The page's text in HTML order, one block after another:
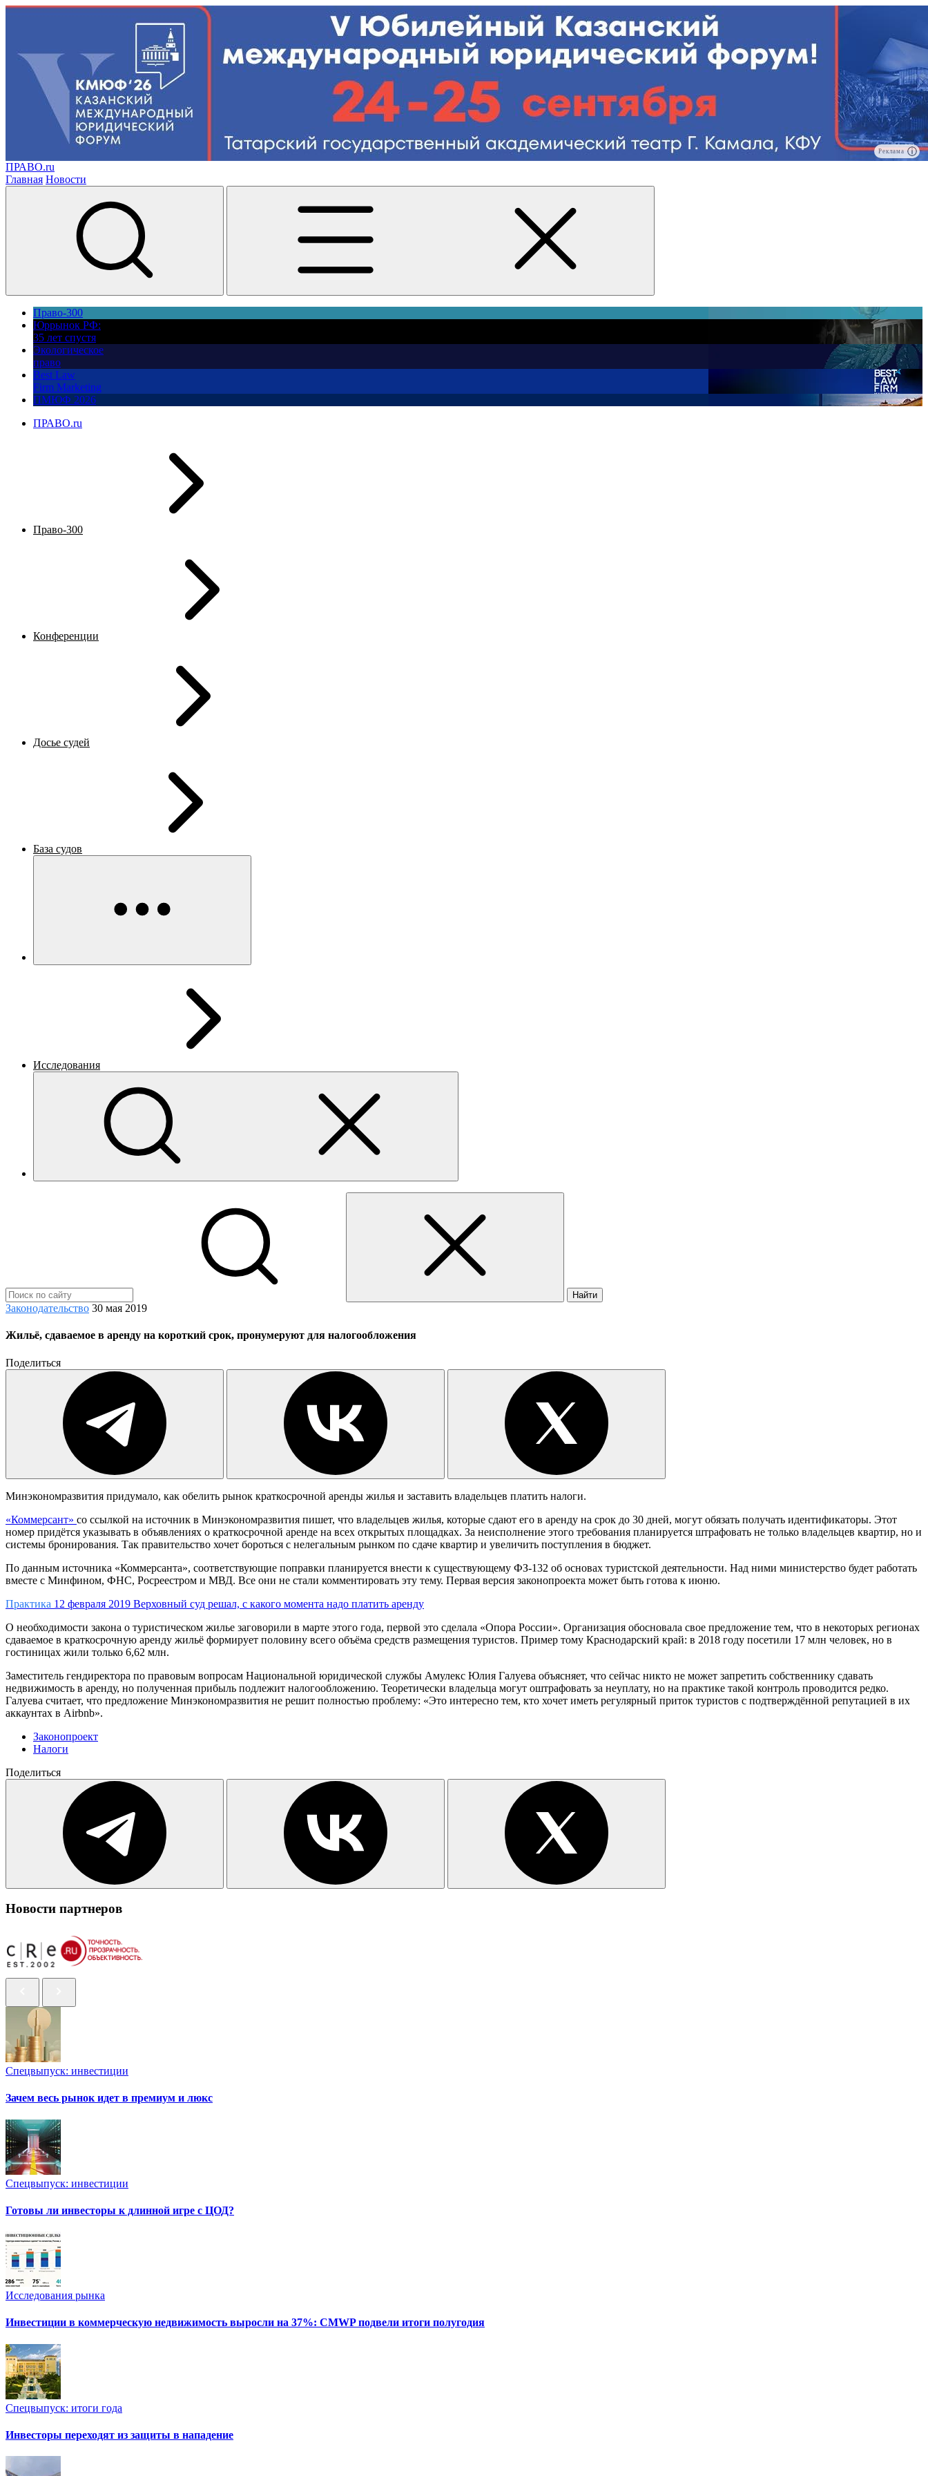
Реклама
ПРАВО.ru
Главная Новости
Право-300
Юррынок РФ:
35 лет спустя
Экологическое
право
Best Law
Firm Marketing
ПМЮФ 2026
ПРАВО.ru
Право-300
Конференции
Досье судей
База судов
Исследования
Найти
Законодательство 30 мая 2019
Жильё, сдаваемое в аренду на короткий срок, пронумеруют для налогообложения
Поделиться
Минэкономразвития придумало, как обелить рынок краткосрочной аренды жилья и заставить владельцев платить налоги.
«Коммерсант» со ссылкой на источник в Минэкономразвития пишет, что владельцев жилья, которые сдают его в аренду на срок до 30 дней, могут обязать получать идентификаторы. Этот
номер придётся указывать в объявлениях о краткосрочной аренде на всех открытых площадках. За неисполнение этого требования планируется штрафовать не только владельцев квартир, но и
системы бронирования. Так правительство хочет бороться с нелегальным рынком по сдаче квартир и увеличить поступления в бюджет.
По данным источника «Коммерсанта», соответствующие поправки планируется внести к существующему ФЗ-132 об основах туристской деятельности. Над ними министерство будет работать
вместе с Минфином, ФНС, Росреестром и МВД. Все они не стали комментировать эту тему. Первая версия законопроекта может быть готова к июню.
Практика 12 февраля 2019 Верховный суд решал, с какого момента надо платить аренду
О необходимости закона о туристическом жилье заговорили в марте этого года, первой это сделала «Опора России». Организация обосновала свое предложение тем, что в некоторых регионах
сдаваемое в краткосрочную аренду жильё формирует половину всего объёма средств размещения туристов. Пример тому Краснодарский край: в 2018 году посетили 17 млн человек, но в
гостиницах жили только 6,62 млн.
Заместитель гендиректора по правовым вопросам Национальной юридической службы Амулекс Юлия Галуева объясняет, что сейчас никто не может запретить собственнику сдавать
недвижимость в аренду, но полученная прибыль подлежит налогообложению. Теоретически владельца могут оштрафовать за неуплату, но на практике такой контроль проводится редко.
Галуева считает, что предложение Минэкономразвития не решит полностью проблему: «Это интересно тем, кто хочет иметь регулярный приток туристов с подтверждённой репутацией в их
аккаунтах в Airbnb».
Законопроект
Налоги
Поделиться
Новости партнеров
Спецвыпуск: инвестиции
Зачем весь рынок идет в премиум и люкс
Спецвыпуск: инвестиции
Готовы ли инвесторы к длинной игре с ЦОД?
Исследования рынка
Инвестиции в коммерческую недвижимость выросли на 37%: CMWP подвели итоги полугодия
Спецвыпуск: итоги года
Инвесторы переходят из защиты в нападение